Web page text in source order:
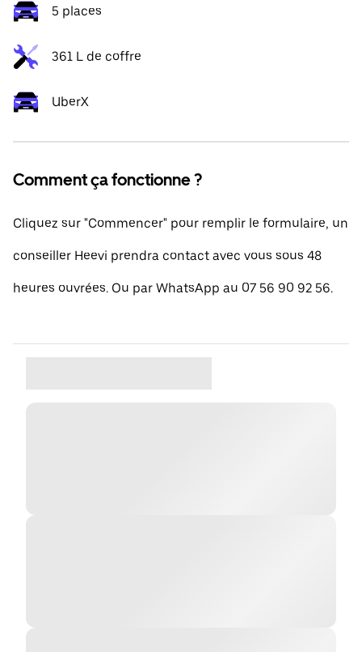
5 places
361 L de coffre
UberX
Comment ça fonctionne ?
Cliquez sur "Commencer" pour remplir le formulaire, un
conseiller Heevi prendra contact avec vous sous 48
heures ouvrées. Ou par WhatsApp au 07 56 90 92 56.